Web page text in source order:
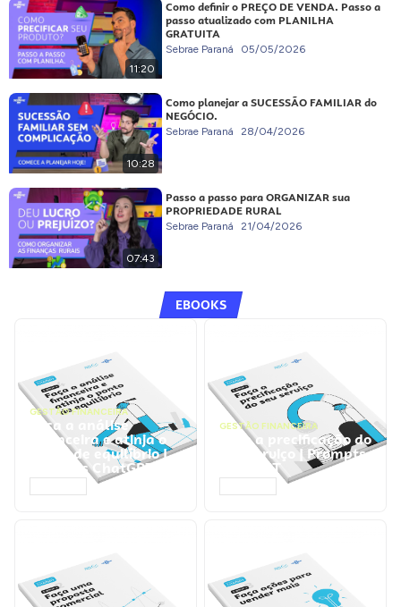
11:20
Como definir o PREÇO DE VENDA. Passo a
passo atualizado com PLANILHA
GRATUITA
Sebrae Paraná 05/05/2026
10:28
Como planejar a SUCESSÃO FAMILIAR do
NEGÓCIO.
Sebrae Paraná 28/04/2026
07:43
Passo a passo para ORGANIZAR sua
PROPRIEDADE RURAL
Sebrae Paraná 21/04/2026
EBOOKS
GESTÃO FINANCEIRA
Faça a análise
financeira e atinja o
ponto de equilíbrio |
Prompts ChatGPT
GESTÃO FINANCEIRA
Faça a precificação do
seu serviço | Prompts
ChatGPT